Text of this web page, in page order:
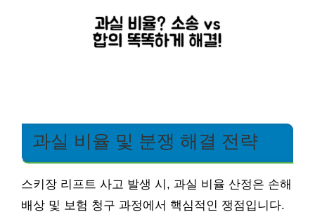
과실 비율 및 분쟁 해결 전략
스키장 리프트 사고 발생 시, 과실 비율 산정은 손해
배상 및 보험 청구 과정에서 핵심적인 쟁점입니다.